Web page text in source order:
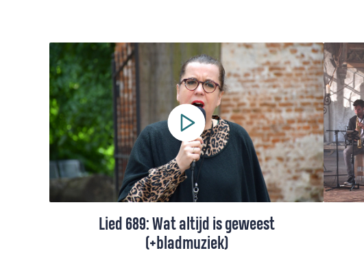
Joy Wielkens. Een meditatief lied over
Christus als verborgen aanwezige Heer,
gebaseerd op Zijn "Ik ben"-woorden. Met
tekst en toelichting.
Lied 689: Wat altijd is geweest
(+bladmuziek)